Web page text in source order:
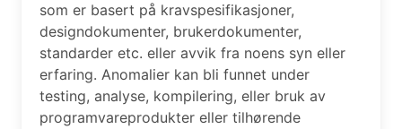
som er basert på kravspesifikasjoner,
designdokumenter, brukerdokumenter,
standarder etc. eller avvik fra noens syn eller
erfaring. Anomalier kan bli funnet under
testing, analyse, kompilering, eller bruk av
programvareprodukter eller tilhørende